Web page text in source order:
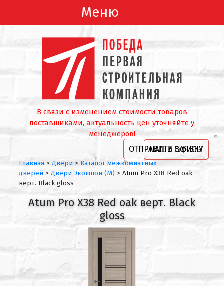
Меню
В связи с изменением стоимости товаров
поставщиками, актуальность цен уточняйте у
менеджеров!
ОТПРАВИТЬ ЗАЯВКУ
НАШИ ОФИСЫ
Главная > Двери > Каталог межкомнатных
дверей > Двери Экошпон (М) > Atum Pro X38 Red oak
верт. Black gloss
Atum Pro X38 Red oak верт. Black
gloss